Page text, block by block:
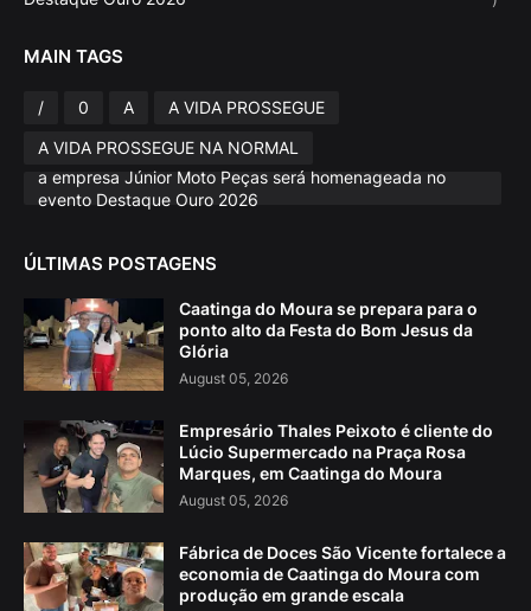
MAIN TAGS
/ 0 A
A VIDA PROSSEGUE
A VIDA PROSSEGUE NA NORMAL
a empresa Júnior Moto Peças será homenageada no
evento Destaque Ouro 2026
ÚLTIMAS POSTAGENS
Caatinga do Moura se prepara para o
ponto alto da Festa do Bom Jesus da
Glória
August 05, 2026
Empresário Thales Peixoto é cliente do
Lúcio Supermercado na Praça Rosa
Marques, em Caatinga do Moura
August 05, 2026
Fábrica de Doces São Vicente fortalece a
economia de Caatinga do Moura com
produção em grande escala